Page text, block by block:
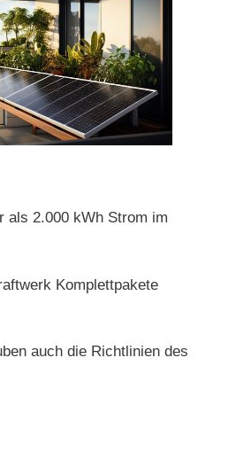
als 2.000 kWh Strom im
Komplettpakete
auch die Richtlinien des